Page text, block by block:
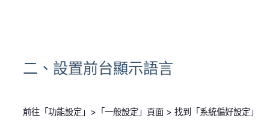
二、設置前台顯示語言
前往「功能設定」>「一般設定」頁面 > 找到「系統偏好設定